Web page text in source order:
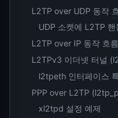
L2TP over UDP 동작
UDP 소켓에 L2TP 핸
L2TP over IP 동작 흐름
L2TPv3 이더넷 터널
l2tpeth 인터페이스
PPP over L2TP
xl2tpd 설정 예제